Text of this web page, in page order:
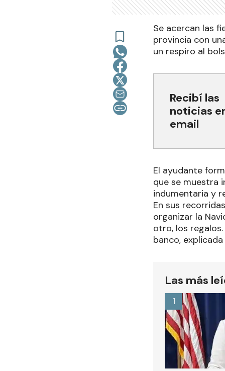
Se acercan las
provincia con
un respiro al
Recibí las
noticias
email
El ayudante
que se muestra
indumentaria y
En sus
organizar la
otro, los
banco,
Las más
1